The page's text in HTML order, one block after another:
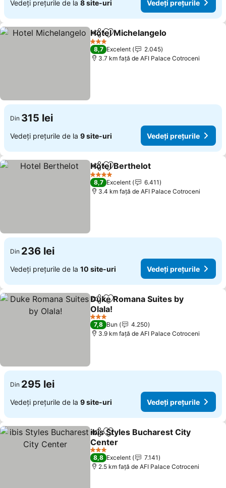
Vedeți prețurile de la 8 site-uri Vedeți prețurile
DistribuițiAdăugaţi la favorite
Hotel Michelangelo
3 Stele
8,7 Excelent
2.045
3.7 km faţă de AFI Palace Cotroceni
Din 315 lei
Vedeți prețurile de la 9 site-uri Vedeți prețurile
DistribuițiAdăugaţi la favorite
Hotel Berthelot
4 Stele
8,7 Excelent
6.411
3.4 km faţă de AFI Palace Cotroceni
Din 236 lei
Vedeți prețurile de la 10 site-uri Vedeți prețurile
DistribuițiAdăugaţi la favorite
Duke Romana Suites by
Olala!
3 Stele
7,8 Bun
4.250
3.9 km faţă de AFI Palace Cotroceni
Din 295 lei
Vedeți prețurile de la 9 site-uri Vedeți prețurile
DistribuițiAdăugaţi la favorite
ibis Styles Bucharest City
Center
3 Stele
8,8 Excelent
7.141
2.5 km faţă de AFI Palace Cotroceni